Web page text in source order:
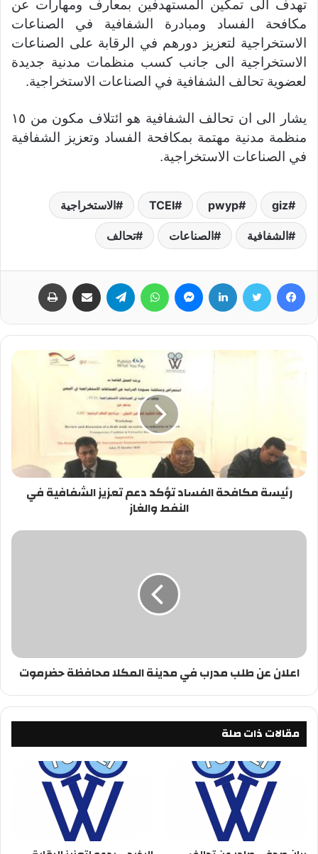
تهدف الى تمكين المستهدفين بمعارف ومهارات عن
مكافحة الفساد ومبادرة الشفافية في الصناعات
الاستخراجية لتعزيز دورهم في الرقابة على الصناعات
الاستخراجية الى جانب كسب منظمات مدنية جديدة
لعضوية تحالف الشفافية في الصناعات الاستخراجية.
يشار الى ان تحالف الشفافية هو ائتلاف مكون من ١٥
منظمة مدنية مهتمة بمكافحة الفساد وتعزيز الشفافية
في الصناعات الاستخراجية.
giz
pwyp
TCEI الاستخراجية
الشفافية الصناعات تحالف
رئيسة مكافحة الفساد تؤكد دعم تعزيز الشفافية في
النفط والغاز
اعلان عن طلب مدرب في مدينة المكلا محافظة حضرموت
مقالات ذات صلة